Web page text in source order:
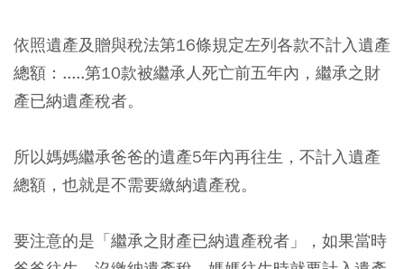
依照遺產及贈與稅法第16條規定左列各款不計入遺產
總額：.....第10款被繼承人死亡前五年內，繼承之財
產已納遺產稅者。
所以媽媽繼承爸爸的遺產5年內再往生，不計入遺產
總額，也就是不需要繳納遺產稅。
要注意的是「繼承之財產已納遺產稅者」，如果當時